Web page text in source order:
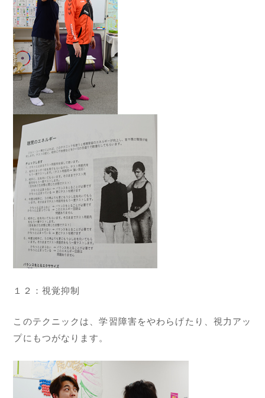
１２：視覚抑制
このテクニックは、学習障害をやわらげたり、視力アッ
プにもつがなります。